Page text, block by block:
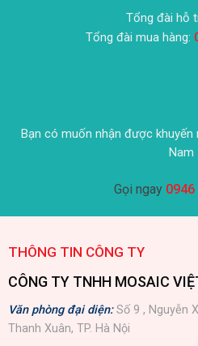
Tổng đài hỗ
Tổng đài mua hàng:
Bạn có muốn nhận được
Nam
Gọi ngay 0946
THÔNG TIN CÔNG TY
CÔNG TY TNHH MOSAIC
Văn phòng đại diện:Số 9 , Nguyễn
Thanh Xuân, TP. Hà Nội